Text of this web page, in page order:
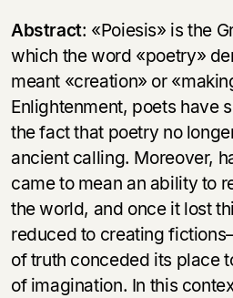
Abstract: «Poiesis» is the
which the word «poetry»
meant «creation» or
Enlightenment, poets have
the fact that poetry no
ancient calling. Moreover,
came to mean an ability to
the world, and once it lost
reduced to creating
of truth conceded its place
of imagination. In this